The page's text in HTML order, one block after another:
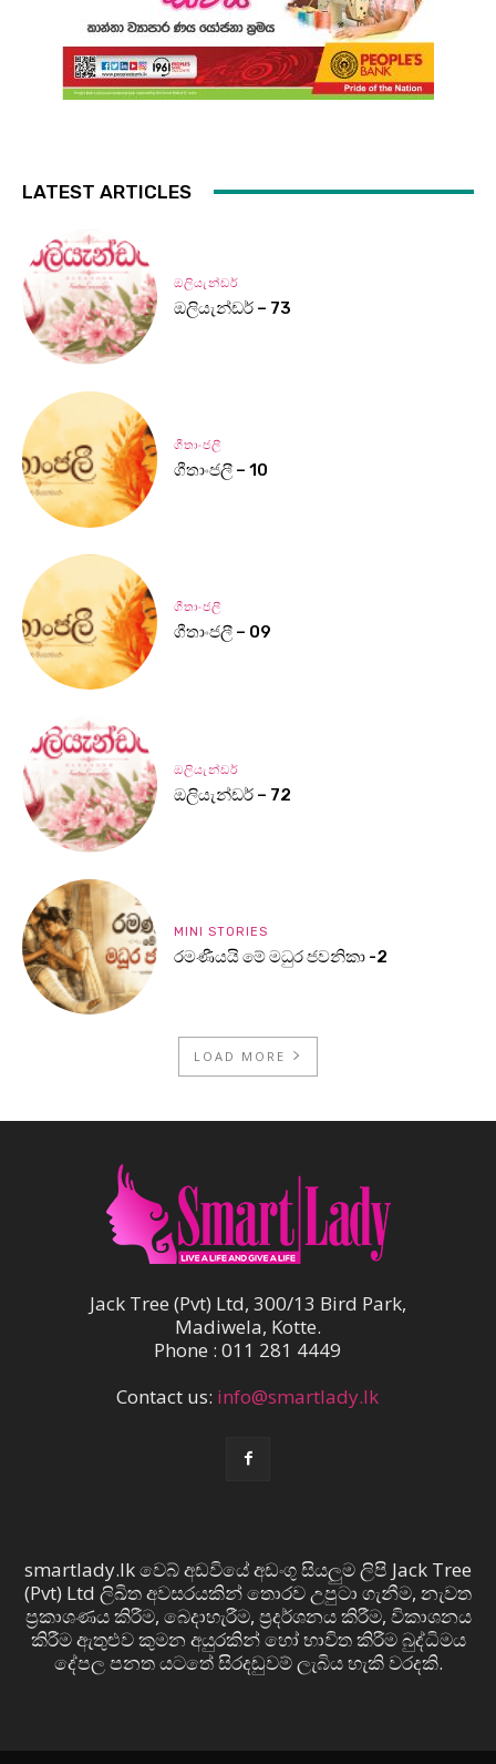
LATEST ARTICLES
ඔලියැන්ඩර්
ඔලියැන්ඩර් – 73
ගීතාංජලී
ගීතාංජලී – 10
ගීතාංජලී
ගීතාංජලී – 09
ඔලියැන්ඩර්
ඔලියැන්ඩර් – 72
MINI STORIES
රමණීයයි මේ මධුර ජවනිකා -2
LOAD MORE
Jack Tree (Pvt) Ltd, 300/13 Bird Park,
Madiwela, Kotte.
Phone : 011 281 4449
Contact us: info@smartlady.lk
smartlady.lk වෙබ් අඩවියේ අඩංගු සියලුම ලිපි Jack Tree
(Pvt) Ltd ලිඛිත අවසරයකින් තොරව උපුටා ගැනීම, නැවත
ප්‍රකාශණය කිරීම, බෙදාහැරීම, ප්‍රදර්ශනය කිරීම, විකාශනය
කිරීම ඇතුළුව කුමන අයුරකින් හෝ භාවිත කිරීම බුද්ධිමය
දේපල පනත යටතේ සිරදඬුවම් ලැබිය හැකි වරදකි.